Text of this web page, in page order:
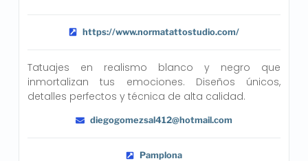
https://www.normatattostudio.com/
Tatuajes en realismo blanco y negro que
inmortalizan tus emociones. Diseños únicos,
detalles perfectos y técnica de alta calidad.
diegogomezsal412@hotmail.com
Pamplona